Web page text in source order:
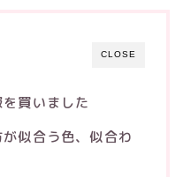
CLOSE
買いました
似合う色、似合わ